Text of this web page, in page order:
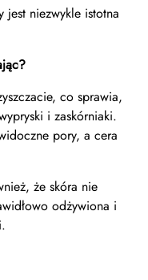
jest niezwykle istotna
co sprawia,
i zaskórniaki.
pory, a cera
że skóra nie
odżywiona i